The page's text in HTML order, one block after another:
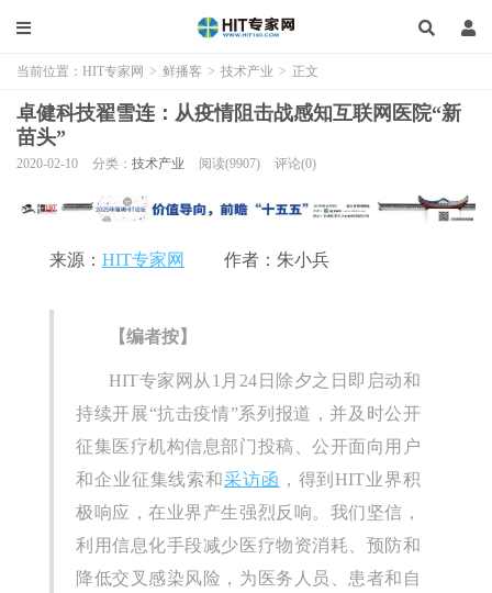
当前位置： HIT专家网 > 鲜播客 > 技术产业 > 正文
卓健科技翟雪连：从疫情阻击战感知互联网医院“新
苗头”
2020-02-10 分类： 技术产业 阅读(9907) 评论(0)
来源： HIT专家网 作者：朱小兵
【编者按】
HIT专家网从1月24日除夕之日即启动和
持续开展“抗击疫情”系列报道，并及时公开
征集医疗机构信息部门投稿、公开面向用户
和企业征集线索和采访函 ，得到HIT业界积
极响应，在业界产生强烈反响。我们坚信，
利用信息化手段减少医疗物资消耗、预防和
降低交叉感染风险，为医务人员、患者和自